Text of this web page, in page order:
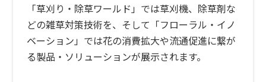
「草刈り・除草ワールド」では草刈機、除草剤な
どの雑草対策技術を、そして「フローラル・イノ
ベーション」では花の消費拡大や流通促進に繋が
る製品・ソリューションが展示されます。